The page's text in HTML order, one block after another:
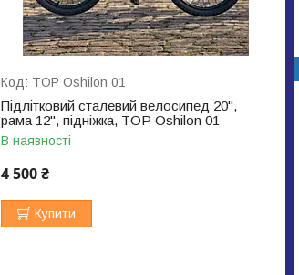
TOP Oshilon 01
Підлітковий сталевий велосипед 20",
рама 12", підніжка, TOP Oshilon 01
В наявності
4 500 ₴
Купити